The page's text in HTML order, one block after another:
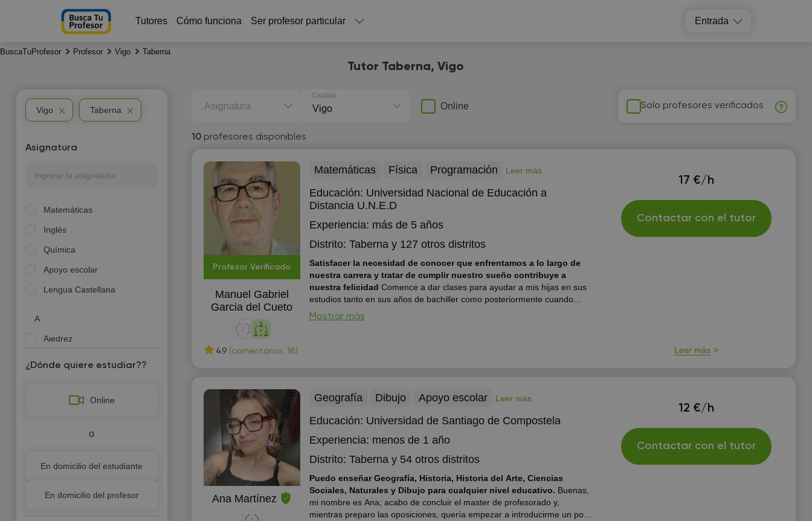
Tutores Cómo funciona Ser profesor particular Entrada
BuscaTuProfesor Profesor Vigo Taberna
Tutor Taberna, Vigo
Asignatura
Ciudad
Online Solo profesores verificados
10 profesores disponibles
Profesor Verificado
Manuel Gabriel
Garcia del Cueto
4.9 (comentarios: 18)
Matemáticas Física Programación Leer más
Educación: Universidad Nacional de Educación a
Distancia U.N.E.D
Experiencia: más de 5 años
Distrito: Tabernay 127 otros distritos
Satisfacer la necesidad de conocer que enfrentamos a lo largo de
nuestra carrera y tratar de cumplir nuestro sueño contribuye a
nuestra felicidad Comence a dar clases para ayudar a mis hijas en sus
estudios tanto en sus años de bachiller como posteriormente cuando
accedieron a la universidad , por lo que tengo experiencia de primera
mano en los problemas a los que os soleis enfrentar cuando estais
Mostrar más
17 €/h
Contactar con el tutor
Leer más
Ana Martínez
Geografía Dibujo Apoyo escolar Leer más
Educación: Universidad de Santiago de Compostela
Experiencia: menos de 1 año
Distrito: Tabernay 54 otros distritos
Puedo enseñar Geografía, Historia, Historia del Arte, Ciencias
Sociales, Naturales y Dibujo para cualquier nivel educativo. Buenas,
mi nombre es Ana; acabo de concluir el master de profesorado y,
mientras preparo las oposiciones, quería empezar a introducirme un poco
12 €/h
Contactar con el tutor
Vigo Taberna
Asignatura
Matemáticas
Inglés
Química
Apoyo escolar
Lengua Castellana
A
Ajedrez
Á
¿Dónde quiere estudiar??
Online
o
En domicilio del estudiante
En domicilio del profesor